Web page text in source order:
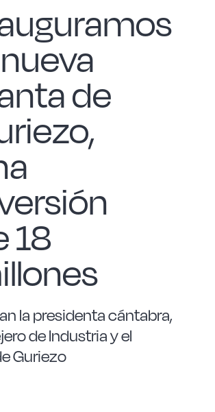
de seguridad
de
18
la presidenta cántabra,
de Industria y el
Guriezo